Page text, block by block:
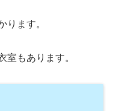
ります。
室もあります。